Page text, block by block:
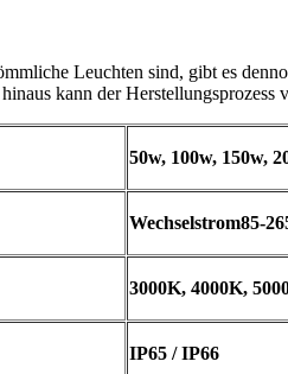
Leuchten sind, gibt es
kann der
50w, 100w, 150w,
Wechselstrom85-
3000K, 4000K,
IP65 / IP66